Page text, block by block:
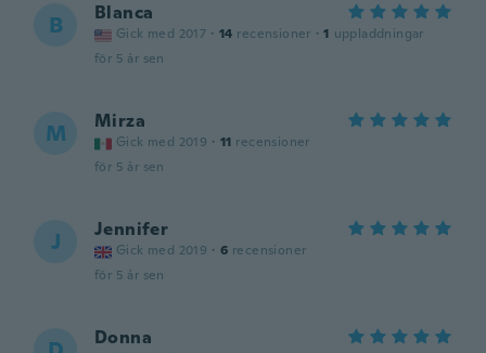
B Blanca
Gick med 2017 · 14 recensioner · 1 uppladdningar
för 5 år sen
M Mirza
Gick med 2019 · 11 recensioner
för 5 år sen
J Jennifer
Gick med 2019 · 6 recensioner
för 5 år sen
Donna